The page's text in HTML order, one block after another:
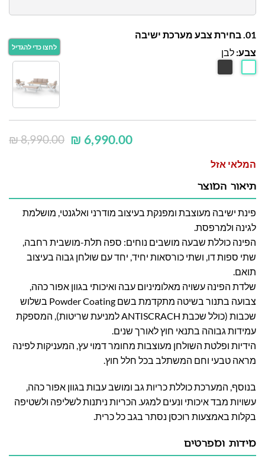
01. בחירת צבע מערכת ישיבה
צבע: לבן
₪8,990.00 ₪ 6,990.00
המלאי אזל
תיאור המוצר
פינת ישיבה מעוצבת ומפנקת בעיצוב מודרני ואלגנטי, מושלמת
לגינה ולמרפסת.
הפינה כוללת שבעה מושבים נוחים: ספה תלת-מושבית רחבה,
שתי ספות דו, ושתי כורסאות יחיד, יחד עם שולחן גבוה בעיצוב
תואם.
שלדת הפינה עשויה מאלומיניום עבה ואיכותי בגוון אפור כהה,
צבועה בתנור בשיטה מתקדמת בשם Powder Coating בשלוש
שכבות (כולל שכבת ANTISCRACH למניעת שריטות), המספקת
עמידות גבוהה בתנאי חוץ לאורך שנים.
הידיות ופלטת השולחן מעוצבות מחומר דמוי עץ, המעניקות לפינה
מראה טבעי וחם המשתלב בכל חלל חוץ.
בנוסף, המערכת כוללת כריות גב ומושב עבות בגוון אפור כהה,
עשויות מבד איכותי ונעים למגע. הכריות ניתנות לשליפה ולשטיפה
בקלות באמצעות רוכסן נסתר בגב כל כרית.
מידות ומפרטים